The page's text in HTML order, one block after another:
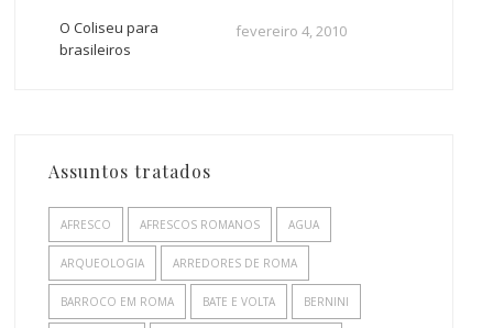
O Coliseu para
brasileiros
fevereiro 4, 2010
Assuntos tratados
AFRESCO AFRESCOS ROMANOS AGUA
ARQUEOLOGIA ARREDORES DE ROMA
BARROCO EM ROMA BATE E VOLTA BERNINI